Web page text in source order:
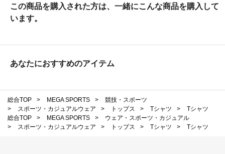
この商品を購入された方は、一緒にこんな商品を購入して
います。
あなたにおすすめのアイテム
総合TOP > MEGA SPORTS >
競技・スポーツ
>
スポーツ・カジュアルウェア > トップス > Tシャツ >
Tシャツ
総合TOP
> MEGA SPORTS >
ウェア・スポーツ・カジュアル
>
スポーツ・カジュアルウェア > トップス > Tシャツ > Tシャツ